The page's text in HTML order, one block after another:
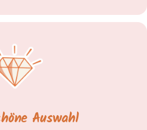
Auswahl